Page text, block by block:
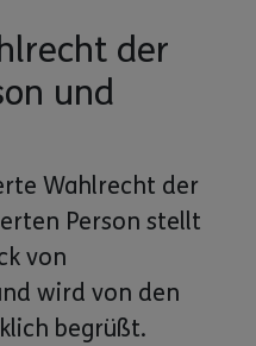
der
und
Wahlrecht der
Person stellt
von
wird von den
begrüßt.